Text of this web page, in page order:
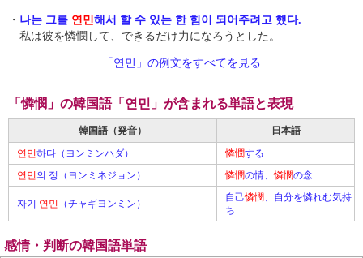
・ 나는 그를 연민해서 할 수 있는 한 힘이 되어주려고 했다.
私は彼を憐憫して、できるだけ力になろうとした。
「연민」の例文をすべてを見る
「憐憫」の韓国語「연민」が含まれる単語と表現
韓国語（発音）
日本語
연민하다（ヨンミンハダ） 憐憫する
연민의 정（ヨンミネジョン） 憐憫の情、憐憫の念
자기 연민 （チャギヨンミン）
自己憐憫、自分を憐れむ気持
ち
感情・判断の韓国語単語